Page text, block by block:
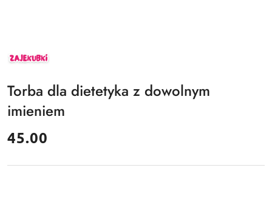
ZAJEKUBKI
Torba dla dietetyka z dowolnym
imieniem
cena:
45.00